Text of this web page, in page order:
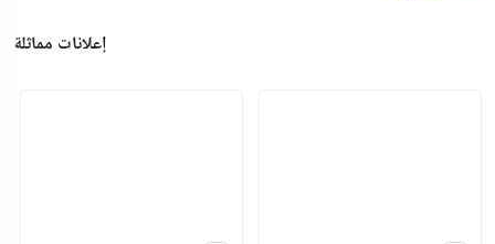
إعلانات مماثلة